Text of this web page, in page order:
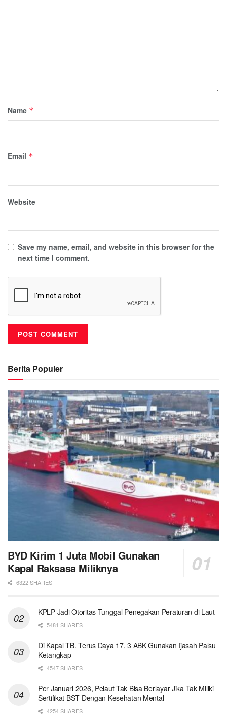
Name *
Email *
Website
Save my name, email, and website in this browser for the
next time I comment.
Berita Populer
BYD Kirim 1 Juta Mobil Gunakan
Kapal Raksasa Miliknya
6322 SHARES
KPLP Jadi Otoritas Tunggal Penegakan Peraturan di Laut
5481 SHARES
Di Kapal TB. Terus Daya 17, 3 ABK Gunakan Ijasah Palsu
Ketangkap
4547 SHARES
Per Januari 2026, Pelaut Tak Bisa Berlayar Jika Tak Miliki
Sertifikat BST Dengan Kesehatan Mental
4254 SHARES